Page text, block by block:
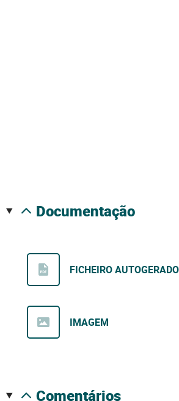
documentação
FICHEIRO AUTOGERADO
IMAGEM
comentários